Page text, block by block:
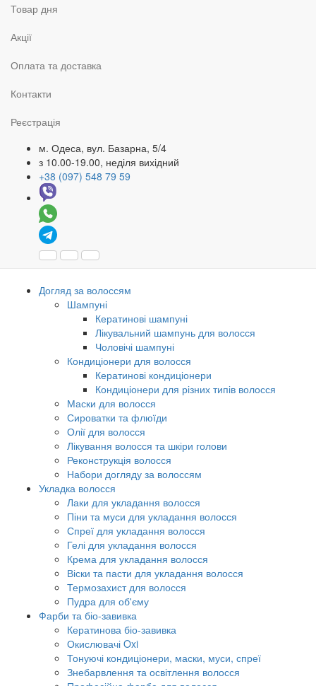
Товар дня
Акції
Оплата та доставка
Контакти
Реєстрація
м. Одеса, вул. Базарна, 5/4
з 10.00-19.00, неділя вихідний
+38 (097) 548 79 59
Догляд за волоссям
Шампуні
Кератинові шампуні
Лікувальний шампунь для волосся
Чоловічі шампуні
Кондиціонери для волосся
Кератинові кондиціонери
Кондиціонери для різних типів волосся
Маски для волосся
Сироватки та флюїди
Олії для волосся
Лікування волосся та шкіри голови
Реконструкція волосся
Набори догляду за волоссям
Укладка волосся
Лаки для укладання волосся
Піни та муси для укладання волосся
Спреї для укладання волосся
Гелі для укладання волосся
Крема для укладання волосся
Віски та пасти для укладання волосся
Термозахист для волосся
Пудра для об'єму
Фарби та біо-завивка
Кератинова біо-завивка
Окислювачі Oxi
Тонуючі кондиціонери, маски, муси, спреї
Знебарвлення та освітлення волосся